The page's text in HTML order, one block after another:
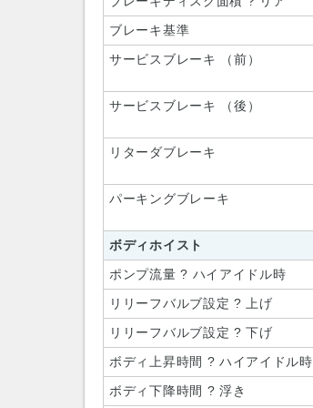
ブレーキ基準
サービスブレーキ （前）
サービスブレーキ （後）
リターダブレーキ
パーキングブレーキ
ボディホイスト
ポンプ流量 ? ハイアイドル時
リリーフバルブ設定 ? 上げ
リリーフバルブ設定 ? 下げ
ボディ上昇時間 ? ハイアイドル時
ボディ下降時間 ? 浮き